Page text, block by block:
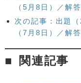
（5月8日）／解
次の記事：出題
（7月8日）／解
関連記事